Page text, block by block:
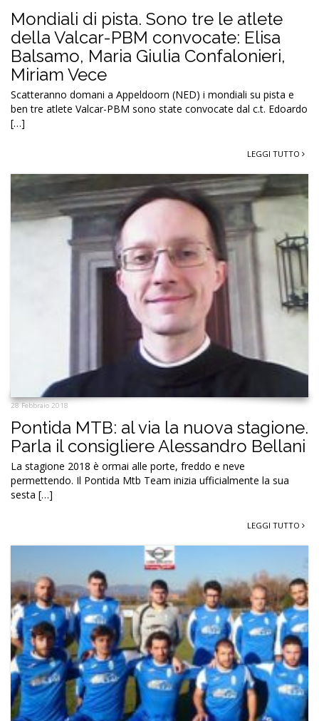
Mondiali di pista. Sono tre le atlete
della Valcar-PBM convocate: Elisa
Balsamo, Maria Giulia Confalonieri,
Miriam Vece
Scatteranno domani a Appeldoorn (NED) i mondiali su pista e
ben tre atlete Valcar-PBM sono state convocate dal c.t. Edoardo
[…]
LEGGI TUTTO
28 Febbraio 2018
Pontida MTB: al via la nuova stagione.
Parla il consigliere Alessandro Bellani
La stagione 2018 è ormai alle porte, freddo e neve
permettendo. Il Pontida Mtb Team inizia ufficialmente la sua
sesta […]
LEGGI TUTTO